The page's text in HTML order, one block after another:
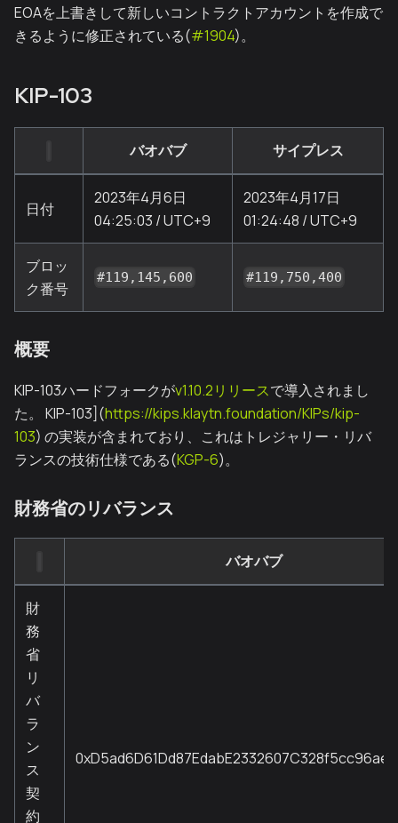
EOAを上書きして新しいコントラクトアカウントを作成で
きるように修正されている(#1904)。
KIP-103
バオバブ サイプレス
日付
2023年4月6日
04:25:03 / UTC+9
2023年4月17日
01:24:48 / UTC+9
ブロッ
ク番号
#119,145,600 #119,750,400
概要
KIP-103ハードフォークがv1.10.2リリースで導入されまし
た。 KIP-103](https://kips.klaytn.foundation/KIPs/kip-
103) の実装が含まれており、これはトレジャリー・リバ
ランスの技術仕様である(KGP-6)。
財務省のリバランス
バオバブ
財
務
省
リ
バ
ラ
ン
ス
契
約